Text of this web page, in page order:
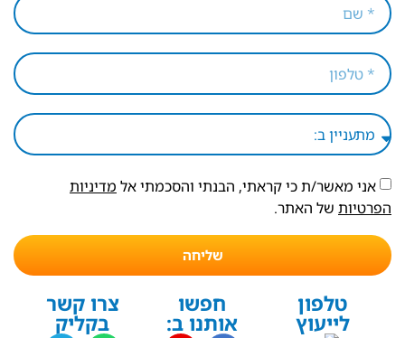
אני מאשר/ת כי קראתי, הבנתי והסכמתי אל מדיניות
הפרטיות של האתר.
שליחה
טלפון
לייעוץ
חפשו
אותנו ב:
צרו קשר
בקליק